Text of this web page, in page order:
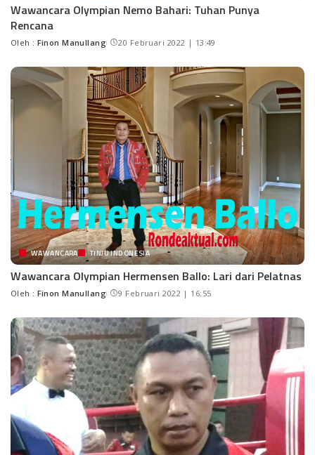
Wawancara Olympian Nemo Bahari: Tuhan Punya
Rencana
Oleh : Finon Manullang 20 Februari 2022 | 13:49
WAWANCARA TINJU INDONESIA
Wawancara Olympian Hermensen Ballo: Lari dari Pelatnas
Oleh : Finon Manullang 9 Februari 2022 | 16:55